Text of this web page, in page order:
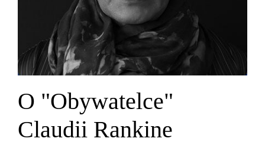
O "Obywatelce"
Claudii Rankine